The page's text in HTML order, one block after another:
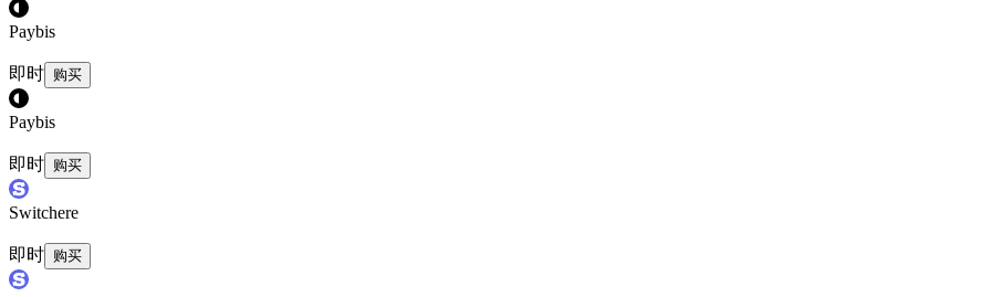
Paybis
即时 购买
Paybis
即时 购买
Switchere
即时 购买